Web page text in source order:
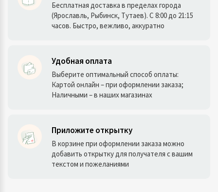
Бесплатная доставка в пределах города
(Ярославль, Рыбинск, Тутаев). С 8:00 до 21:15
часов. Быстро, вежливо, аккуратно
Удобная оплата
Выберите оптимальный способ оплаты:
Картой онлайн – при оформлении заказа;
Наличными – в наших магазинах
Приложите открытку
В корзине при оформлении заказа можно
добавить открытку для получателя с вашим
текстом и пожеланиями